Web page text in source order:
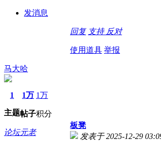
发消息
回复 支持 反对
使用道具 举报
马大哈
1
主题
1万
帖子
1万
积分
论坛元老
板凳
发表于 2025-12-29